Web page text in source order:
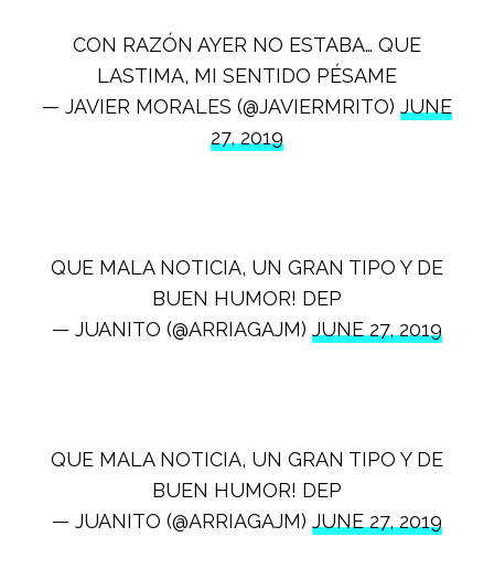
CON RAZÓN AYER NO ESTABA… QUE
LASTIMA, MI SENTIDO PÉSAME
— JAVIER MORALES (@JAVIERMRITO) JUNE
27, 2019
QUE MALA NOTICIA, UN GRAN TIPO Y DE
BUEN HUMOR! DEP
— JUANITO (@ARRIAGAJM) JUNE 27, 2019
QUE MALA NOTICIA, UN GRAN TIPO Y DE
BUEN HUMOR! DEP
— JUANITO (@ARRIAGAJM) JUNE 27, 2019